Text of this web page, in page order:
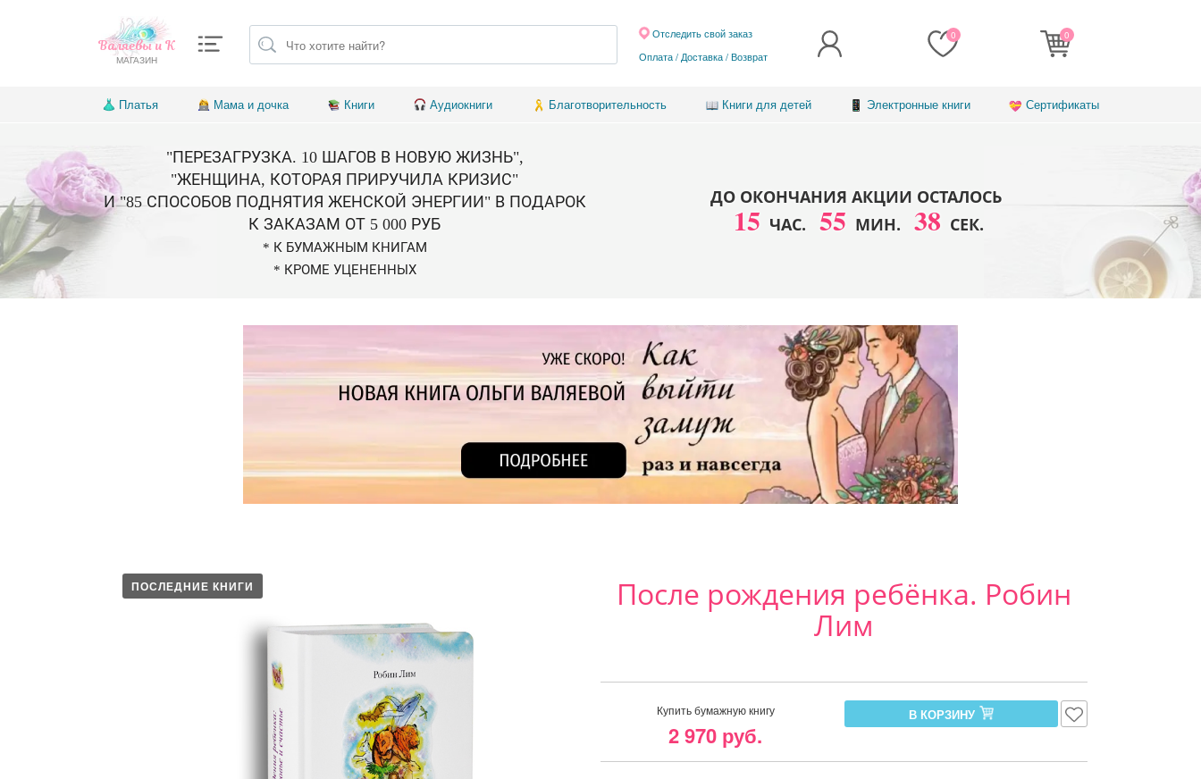
Валяевы и К
МАГАЗИН Оплата / Доставка/Возврат
Отследить свой заказ 0 0
Платья Мама и дочка Книги Аудиокниги Благотворительность Книги для детей Электронные книги Сертификаты
"ПЕРЕЗАГРУЗКА. 10 ШАГОВ В НОВУЮ ЖИЗНЬ",
"ЖЕНЩИНА, КОТОРАЯ ПРИРУЧИЛА КРИЗИС"
И "85 СПОСОБОВ ПОДНЯТИЯ ЖЕНСКОЙ ЭНЕРГИИ" В ПОДАРОК
К ЗАКАЗАМ ОТ 5 000 РУБ
* К БУМАЖНЫМ КНИГАМ
* КРОМЕ УЦЕНЕННЫХ
ДО ОКОНЧАНИЯ АКЦИИ ОСТАЛОСЬ
15 ЧАС. 55 МИН. 36 СЕК.
ПОСЛЕДНИЕ КНИГИ
После рождения ребёнка. Робин
Лим
Купить бумажную книгу
2 970 руб.
В КОРЗИНУ